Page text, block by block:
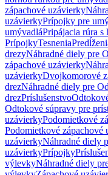
zápachové uzávierky
uzávierkyPrípojky pre
umývadláPripájacia rúra s
PrípojkyTesnenia
drezyNáhradné diely pre
zápachové uzávierky
uzávierkyDvojkomorové
drezNáhradné diely pre
drezPríslušenstvo
Odtokové súpravy pre
uzávierkyPodomietkové
Podomietkové zápachové
uzávierkyNáhradné diely
uzávierkyPrípojky
výlevkyNáhradné diely